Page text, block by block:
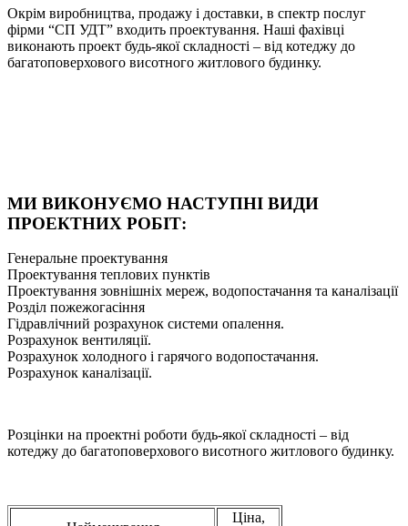
Окрім виробництва, продажу і доставки, в спектр послуг
фірми “СП УДТ” входить проектування. Наші фахівці
виконають проект будь-якої складності – від котеджу до
багатоповерхового висотного житлового будинку.
МИ ВИКОНУЄМО НАСТУПНІ ВИДИ
ПРОЕКТНИХ РОБІТ:
Генеральне проектування
Проектування теплових пунктів
Проектування зовнішніх мереж, водопостачання та каналізації
Розділ пожежогасіння
Гідравлічний розрахунок системи опалення.
Розрахунок вентиляції.
Розрахунок холодного і гарячого водопостачання.
Розрахунок каналізації.
Розцінки на проектні роботи будь-якої складності – від
котеджу до багатоповерхового висотного житлового будинку.
Ціна,